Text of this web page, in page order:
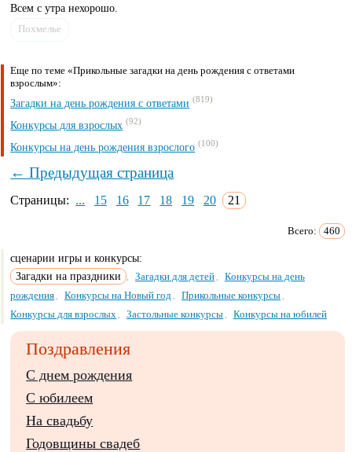
Всем с утра нехорошо.
Похмелье
Еще по теме «Прикольные загадки на день рождения с ответами
взрослым»:
Загадки на день рождения с ответами (819)
Конкурсы для взрослых (92)
Конкурсы на день рождения взрослого (100)
← Предыдущая страница
Страницы: ... 15 16 17 18 19 20 21
Всего: 460
сценарии игры и конкурсы:
Загадки на праздники
Загадки для детей
Конкурсы на день
рождения
Конкурсы на Новый год Прикольные конкурсы
Конкурсы для взрослых Застольные конкурсы Конкурсы на юбилей
Поздравления
С днем рождения
С юбилеем
На свадьбу
Годовщины свадеб